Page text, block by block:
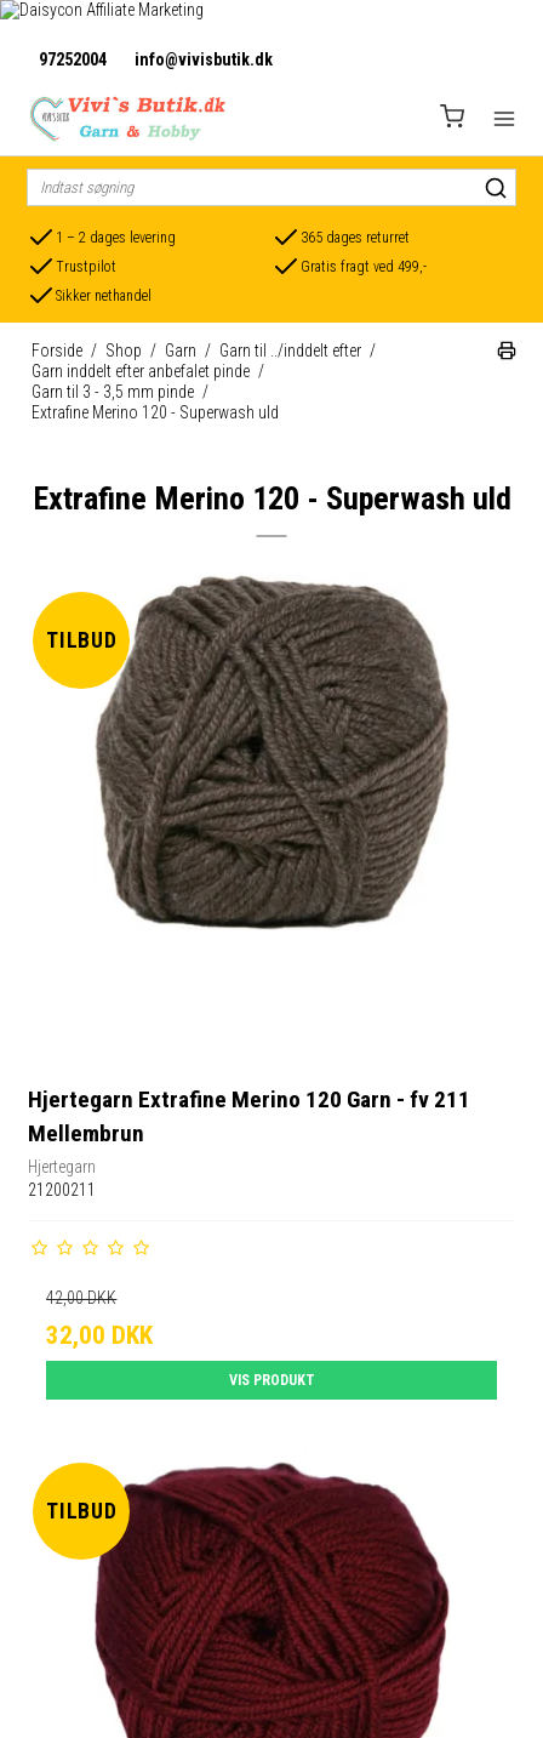
97252004 info@vivisbutik.dk
1 – 2 dages levering
365 dages returret
Trustpilot
Gratis fragt ved 499,-
Sikker nethandel
Forside / Shop / Garn / Garn til ../inddelt efter /
Garn inddelt efter anbefalet pinde /
Garn til 3 - 3,5 mm pinde /
Extrafine Merino 120 - Superwash uld
Extrafine Merino 120 - Superwash uld
TILBUD
Hjertegarn Extrafine Merino 120 Garn - fv 211
Mellembrun
Hjertegarn
21200211
42,00 DKK
32,00 DKK
VIS PRODUKT
TILBUD